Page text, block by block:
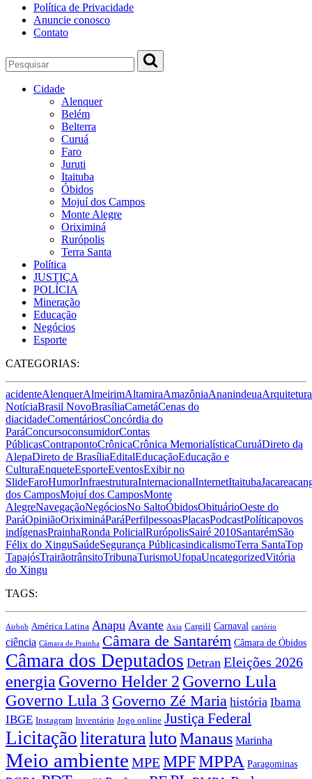
Política de Privacidade
Anuncie conosco
Contato
Cidade
Alenquer
Belém
Belterra
Curuá
Faro
Juruti
Itaituba
Óbidos
Mojuí dos Campos
Monte Alegre
Oriximiná
Rurópolis
Terra Santa
Política
JUSTIÇA
POLÍCIA
Mineração
Educação
Negócios
Esporte
CATEGORIAS:
acidenteAlenquerAlmeirimAltamiraAmazôniaAnanindeuaArquitetura
NotíciaBrasil NovoBrasíliaCametáCenas do
diacidadeComentáriosConcórdia do
ParáConcursoconsumidorContas
PúblicasContrapontoCrônicaCrônica MemorialísticaCuruáDireto da
AlepaDireto de BrasíliaEditalEducaçãoEducação e
CulturaEnqueteEsporteEventosExibir no
SlideFaroHumorInfraestruturaInternacionalInternetItaituba
dos CamposMojuí dos CamposMonte
AlegreNavegaçãoNegóciosNo SaltoÓbidosObituárioOeste do
ParáOpiniãoOriximináParáPerfilpessoasPlacasPodcastPolíticapovos
indígenasPrainhaRonda PolicialRurópolisSairé 2010SantarémSão
Félix do XinguSaúdeSegurança PúblicasindicalismoTerra SantaTop
TapajósTrairãotrânsitoTribunaTurismoUfopaUncategorizedVitória
do Xingu
TAGS:
Airbnb América Latina Anapu Avante Axia Cargill Carnaval cartório
ciência Câmara de Prainha Câmara de Santarém Câmara de Óbidos
Câmara dos Deputados Detran Eleições 2026
energia Governo Helder 2 Governo Lula
Governo Lula 3 Governo Zé Maria história Ibama
IBGE Instagram Inventário Jogo online Justiça Federal
Licitaçãoliteratura lutoManaus Marinha
Meio ambiente MPEMPFMPPA Paragominas